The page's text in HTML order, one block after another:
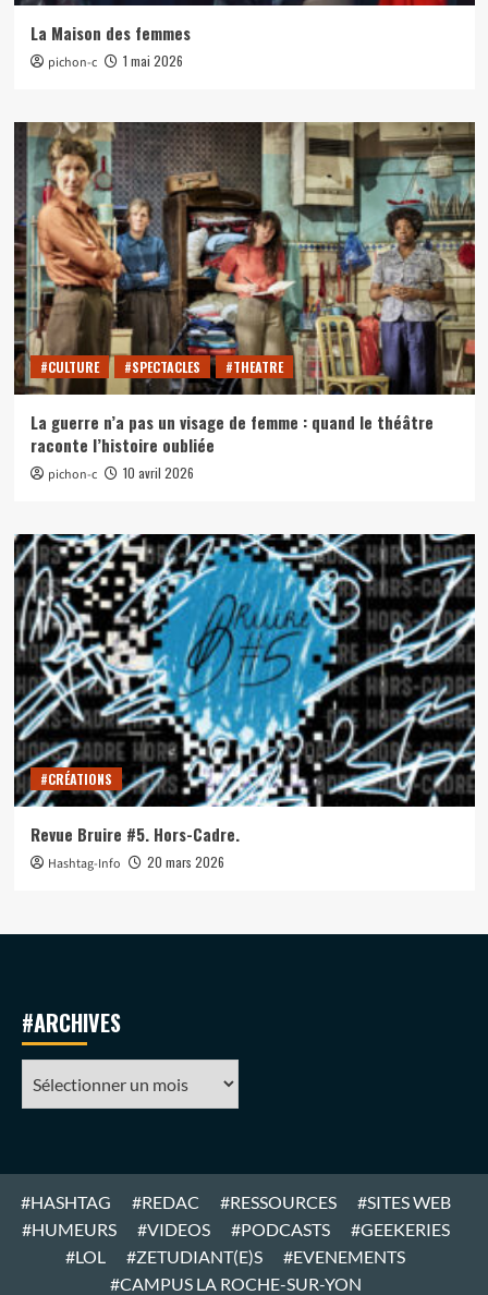
La Maison des femmes
pichon-c 1 mai 2026
#CULTURE #SPECTACLES #THEATRE
La guerre n’a pas un visage de femme : quand le théâtre
raconte l’histoire oubliée
pichon-c 10 avril 2026
#CRÉATIONS
Revue Bruire #5. Hors-Cadre.
Hashtag-Info 20 mars 2026
#ARCHIVES
#HASHTAG #REDAC #RESSOURCES
#SITES WEB
#HUMEURS
#VIDEOS #PODCASTS
#GEEKERIES
#LOL
#ZETUDIANT(E)S
#EVENEMENTS
#CAMPUS LA ROCHE-SUR-YON